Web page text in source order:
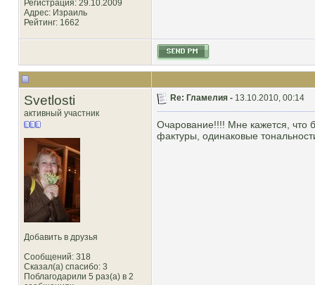
Регистрация: 29.10.2009
Адрес: Израиль
Рейтинг: 1662
Svetlosti
активный участник
Добавить в друзья
Сообщений: 318
Сказал(а) спасибо: 3
Поблагодарили 5 раз(а) в 2
Re: Гламелия - 13.10.2010, 00:14
Очарование!!!! Мне кажется, что
фактуры, одинаковые